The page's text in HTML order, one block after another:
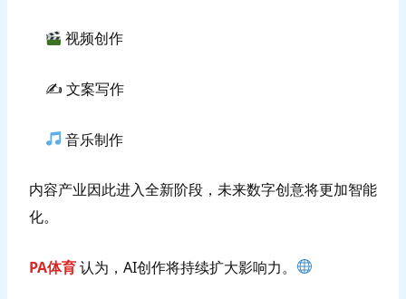
视频创作
✍ 文案写作
音乐制作
内容产业因此进入全新阶段，未来数字创意将更加智能
化。
PA体育认为，AI创作将持续扩大影响力。